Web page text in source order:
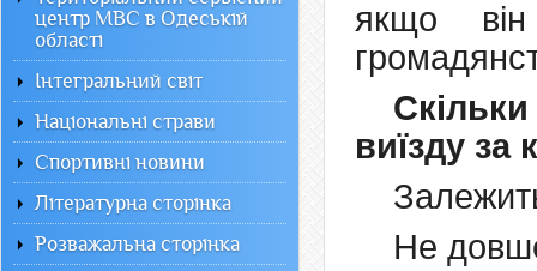
якщо
виїзду за
Не
центр МВС в Одеській
області
Інтегральний світ
Національні страви
Спортивні новини
Літературна сторінка
Розважальна сторінка